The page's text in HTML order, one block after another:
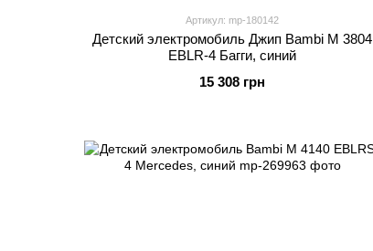
Артикул: mp-180142
Детский электромобиль Джип Bambi M 3804
EBLR-4 Багги, синий
15 308 грн